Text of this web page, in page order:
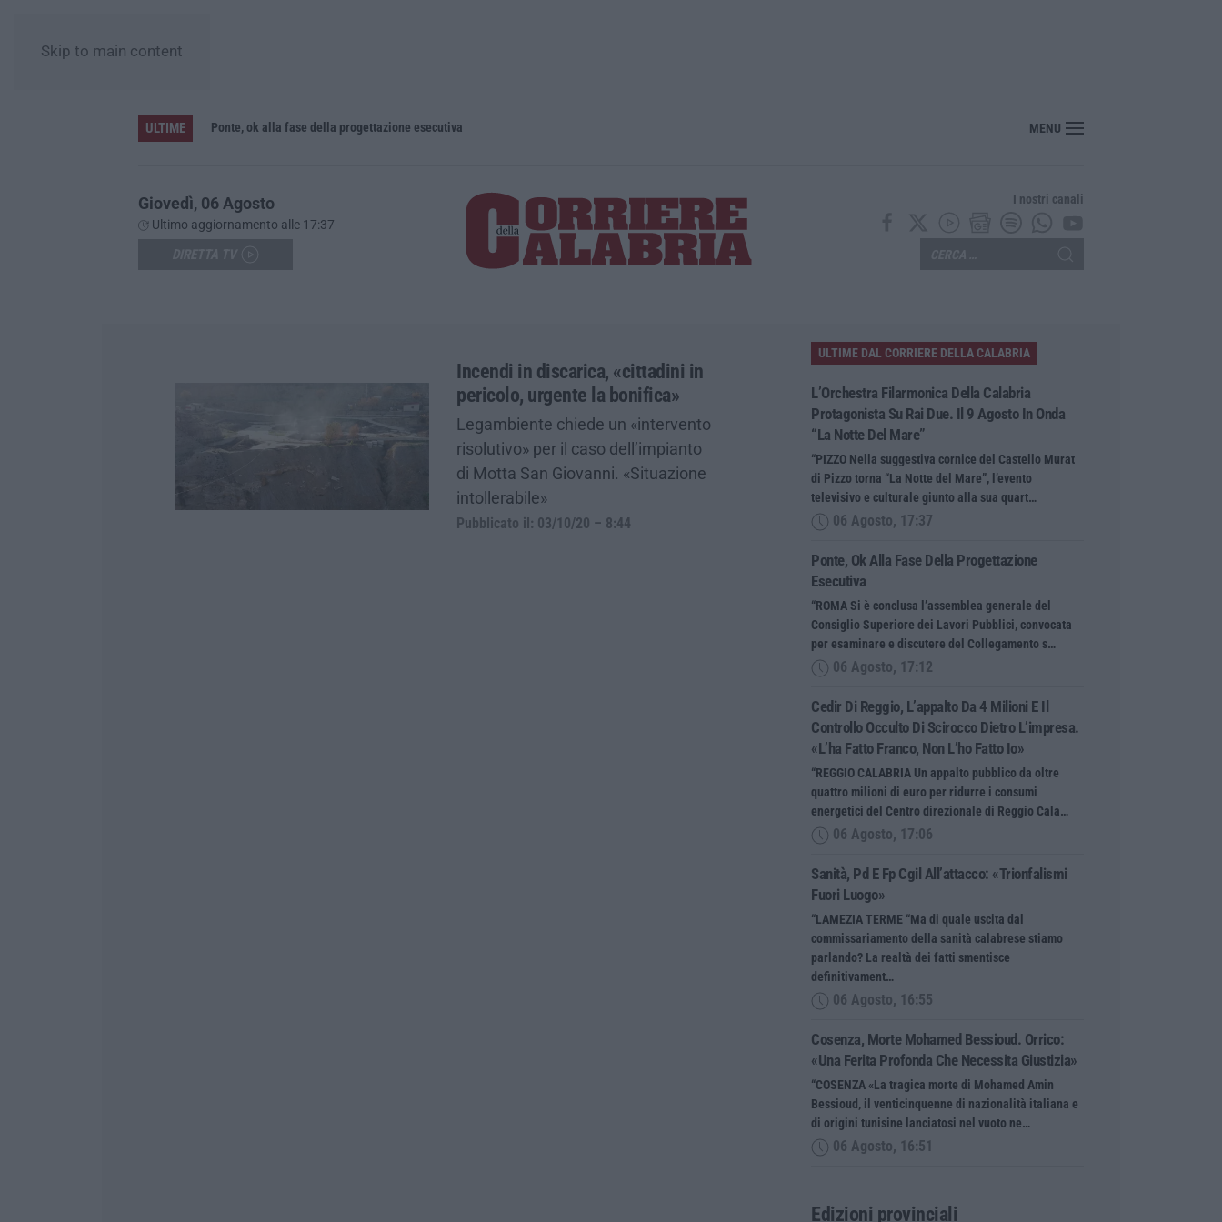
Skip to main content
ULTIME
L’Orchestra Filarmonica della Calabria protagonista su Rai Due. Il 9 Agosto in onda “La Notte del Mare” Ponte, ok alla fase della progettazione esecutiva MENU
Giovedì, 06 Agosto
Ultimo aggiornamento alle 17:37
I nostri canali
Incendi in discarica, «cittadini in
pericolo, urgente la bonifica»
Legambiente chiede un «intervento
risolutivo» per il caso dell’impianto
di Motta San Giovanni. «Situazione
intollerabile»
Pubblicato il: 03/10/20 – 8:44
ULTIME DAL CORRIERE DELLA CALABRIA
L’Orchestra Filarmonica Della Calabria
Protagonista Su Rai Due. Il 9 Agosto In Onda
“La Notte Del Mare”
“PIZZO Nella suggestiva cornice del Castello Murat
di Pizzo torna “La Notte del Mare”, l’evento
televisivo e culturale giunto alla sua quart…
06 Agosto, 17:37
Ponte, Ok Alla Fase Della Progettazione
Esecutiva
“ROMA Si è conclusa l’assemblea generale del
Consiglio Superiore dei Lavori Pubblici, convocata
per esaminare e discutere del Collegamento s…
06 Agosto, 17:12
Cedir Di Reggio, L’appalto Da 4 Milioni E Il
Controllo Occulto Di Scirocco Dietro L’impresa.
«L’ha Fatto Franco, Non L’ho Fatto Io»
“REGGIO CALABRIA Un appalto pubblico da oltre
quattro milioni di euro per ridurre i consumi
energetici del Centro direzionale di Reggio Cala…
06 Agosto, 17:06
Sanità, Pd E Fp Cgil All’attacco: «Trionfalismi
Fuori Luogo»
“LAMEZIA TERME “Ma di quale uscita dal
commissariamento della sanità calabrese stiamo
parlando? La realtà dei fatti smentisce
definitivament…
06 Agosto, 16:55
Cosenza, Morte Mohamed Bessioud. Orrico:
«Una Ferita Profonda Che Necessita Giustizia»
“COSENZA «La tragica morte di Mohamed Amin
Bessioud, il venticinquenne di nazionalità italiana e
di origini tunisine lanciatosi nel vuoto ne…
06 Agosto, 16:51
Edizioni provinciali